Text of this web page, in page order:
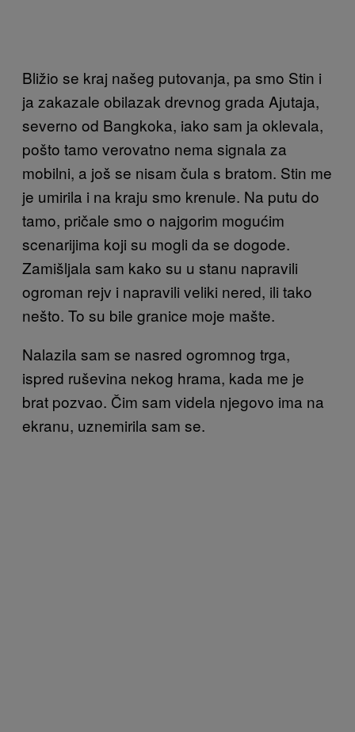
Bližio se kraj našeg putovanja, pa smo Stin i
ja zakazale obilazak drevnog grada Ajutaja,
severno od Bangkoka, iako sam ja oklevala,
pošto tamo verovatno nema signala za
mobilni, a još se nisam čula s bratom. Stin me
je umirila i na kraju smo krenule. Na putu do
tamo, pričale smo o najgorim mogućim
scenarijima koji su mogli da se dogode.
Zamišljala sam kako su u stanu napravili
ogroman rejv i napravili veliki nered, ili tako
nešto. To su bile granice moje mašte.
Nalazila sam se nasred ogromnog trga,
ispred ruševina nekog hrama, kada me je
brat pozvao. Čim sam videla njegovo ima na
ekranu, uznemirila sam se.